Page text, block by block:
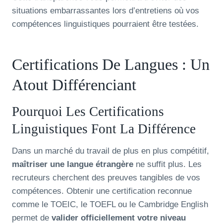
situations embarrassantes lors d’entretiens où vos
compétences linguistiques pourraient être testées.
Certifications De Langues : Un
Atout Différenciant
Pourquoi Les Certifications
Linguistiques Font La Différence
Dans un marché du travail de plus en plus compétitif,
maîtriser une langue étrangère ne suffit plus. Les
recruteurs cherchent des preuves tangibles de vos
compétences. Obtenir une certification reconnue
comme le TOEIC, le TOEFL ou le Cambridge English
permet de valider officiellement votre niveau